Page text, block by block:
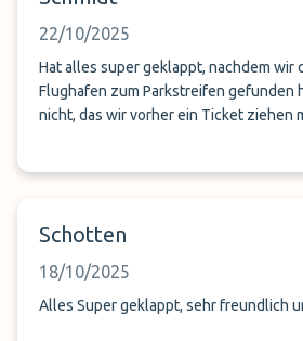
22/10/2025
Hat alles super geklappt, nachdem wir
Flughafen zum Parkstreifen gefunden
nicht, das wir vorher ein Ticket ziehen
Schotten
18/10/2025
Alles Super geklappt, sehr freundlich